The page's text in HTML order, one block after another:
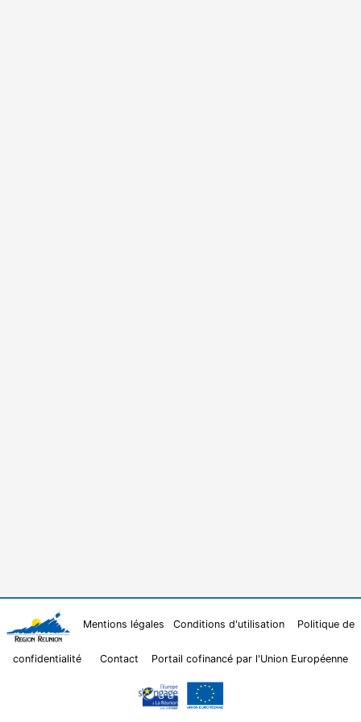
Mentions légales Conditions d'utilisation Politique de
confidentialité Contact Portail cofinancé par l'Union Européenne